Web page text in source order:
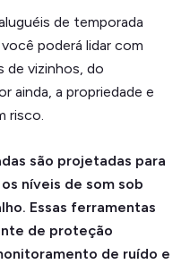
de temporada
poderá lidar com
de vizinhos, do
ainda, a propriedade e
risco.
são projetadas para
níveis de som sob
Essas ferramentas
de proteção
de ruído e